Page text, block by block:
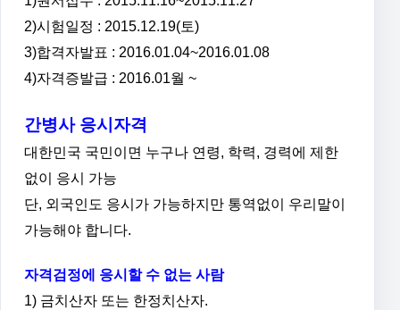
2)시험일정 : 2015.12.19(토)
3)합격자발표 : 2016.01.04~2016.01.08
4)자격증발급 : 2016.01월 ~
간병사 응시자격
대한민국 국민이면 누구나 연령, 학력, 경력에 제한
없이 응시 가능
단, 외국인도 응시가 가능하지만 통역없이 우리말이
가능해야 합니다.
자격검정에 응시할 수 없는 사람
1) 금치산자 또는 한정치산자.